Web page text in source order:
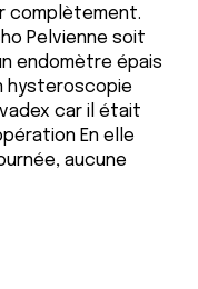
complètement.
Pelvienne soit
endomètre épais
hysteroscopie
car il était
En elle
aucune